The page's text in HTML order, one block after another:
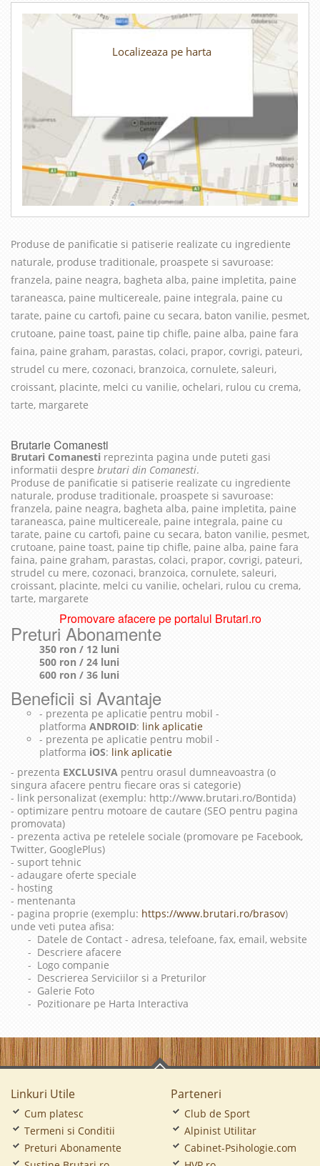
Localizeaza pe harta
Produse de panificatie si patiserie realizate cu ingrediente
naturale, produse traditionale, proaspete si savuroase:
franzela, paine neagra, bagheta alba, paine impletita, paine
taraneasca, paine multicereale, paine integrala, paine cu
tarate, paine cu cartofi, paine cu secara, baton vanilie, pesmet,
crutoane, paine toast, paine tip chifle, paine alba, paine fara
faina, paine graham, parastas, colaci, prapor, covrigi, pateuri,
strudel cu mere, cozonaci, branzoica, cornulete, saleuri,
croissant, placinte, melci cu vanilie, ochelari, rulou cu crema,
tarte, margarete
Brutarie Comanesti
Brutari Comanesti reprezinta pagina unde puteti gasi
informatii despre brutari din Comanesti.
Produse de panificatie si patiserie realizate cu ingrediente
naturale, produse traditionale, proaspete si savuroase:
franzela, paine neagra, bagheta alba, paine impletita, paine
taraneasca, paine multicereale, paine integrala, paine cu
tarate, paine cu cartofi, paine cu secara, baton vanilie, pesmet,
crutoane, paine toast, paine tip chifle, paine alba, paine fara
faina, paine graham, parastas, colaci, prapor, covrigi, pateuri,
strudel cu mere, cozonaci, branzoica, cornulete, saleuri,
croissant, placinte, melci cu vanilie, ochelari, rulou cu crema,
tarte, margarete
Promovare afacere pe portalul Brutari.ro
Preturi Abonamente
350 ron / 12 luni
500 ron / 24 luni
600 ron / 36 luni
Beneficii si Avantaje
- prezenta pe aplicatie pentru mobil -
platforma ANDROID: link aplicatie
- prezenta pe aplicatie pentru mobil -
platforma iOS: link aplicatie
- prezenta EXCLUSIVA pentru orasul dumneavoastra (o
singura afacere pentru fiecare oras si categorie)
- link personalizat (exemplu: http://www.brutari.ro/Bontida)
- optimizare pentru motoare de cautare (SEO pentru pagina
promovata)
- prezenta activa pe retelele sociale (promovare pe Facebook,
Twitter, GooglePlus)
- suport tehnic
- adaugare oferte speciale
- hosting
- mentenanta
- pagina proprie (exemplu: https://www.brutari.ro/brasov)
unde veti putea afisa:
- Datele de Contact - adresa, telefoane, fax, email, website
- Descriere afacere
- Logo companie
- Descrierea Serviciilor si a Preturilor
- Galerie Foto
- Pozitionare pe Harta Interactiva
Linkuri Utile
Cum platesc
Termeni si Conditii
Preturi Abonamente
Parteneri
Club de Sport
Alpinist Utilitar
Cabinet-Psihologie.com